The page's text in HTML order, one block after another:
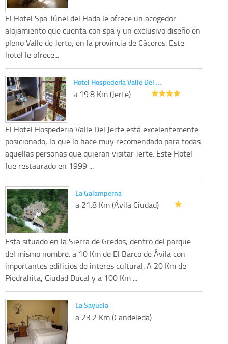
El Hotel Spa Túnel del Hada le ofrece un acogedor
alojamiento que cuenta con spa y un exclusivo diseño en
pleno Valle de Jerte, en la provincia de Cáceres. Este
hotel le ofrece...
Hotel Hospederia Valle Del …
a 19.8 Km (Jerte)
El Hotel Hospederia Valle Del Jerte está excelentemente
posicionado, lo que lo hace muy recomendado para todas
aquellas personas que quieran visitar Jerte. Este Hotel
fue restaurado en 1999 ...
La Galamperna
a 21.8 Km (Ávila Ciudad)
Esta situado en la Sierra de Gredos, dentro del parque
del mismo nombre. a 10 Km de El Barco de Ávila con
importantes edificios de interes cultural. A 20 Km de
Piedrahita, Ciudad Ducal y a 100 Km ...
La Sayuela
a 23.2 Km (Candeleda)